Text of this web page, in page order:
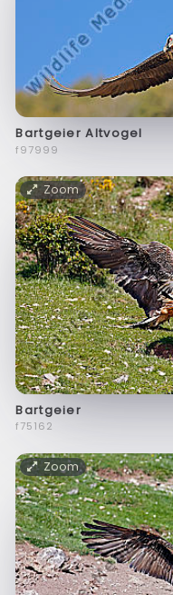
Bartgeier Altvogel
f97999
Zoom
Bartgeier
f75162
Zoom